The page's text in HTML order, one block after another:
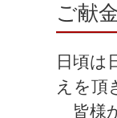
ご献
日頃は
えを頂
皆様